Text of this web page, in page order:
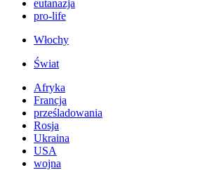
eutanazja
pro-life
Włochy
Świat
Afryka
Francja
prześladowania
Rosja
Ukraina
USA
wojna